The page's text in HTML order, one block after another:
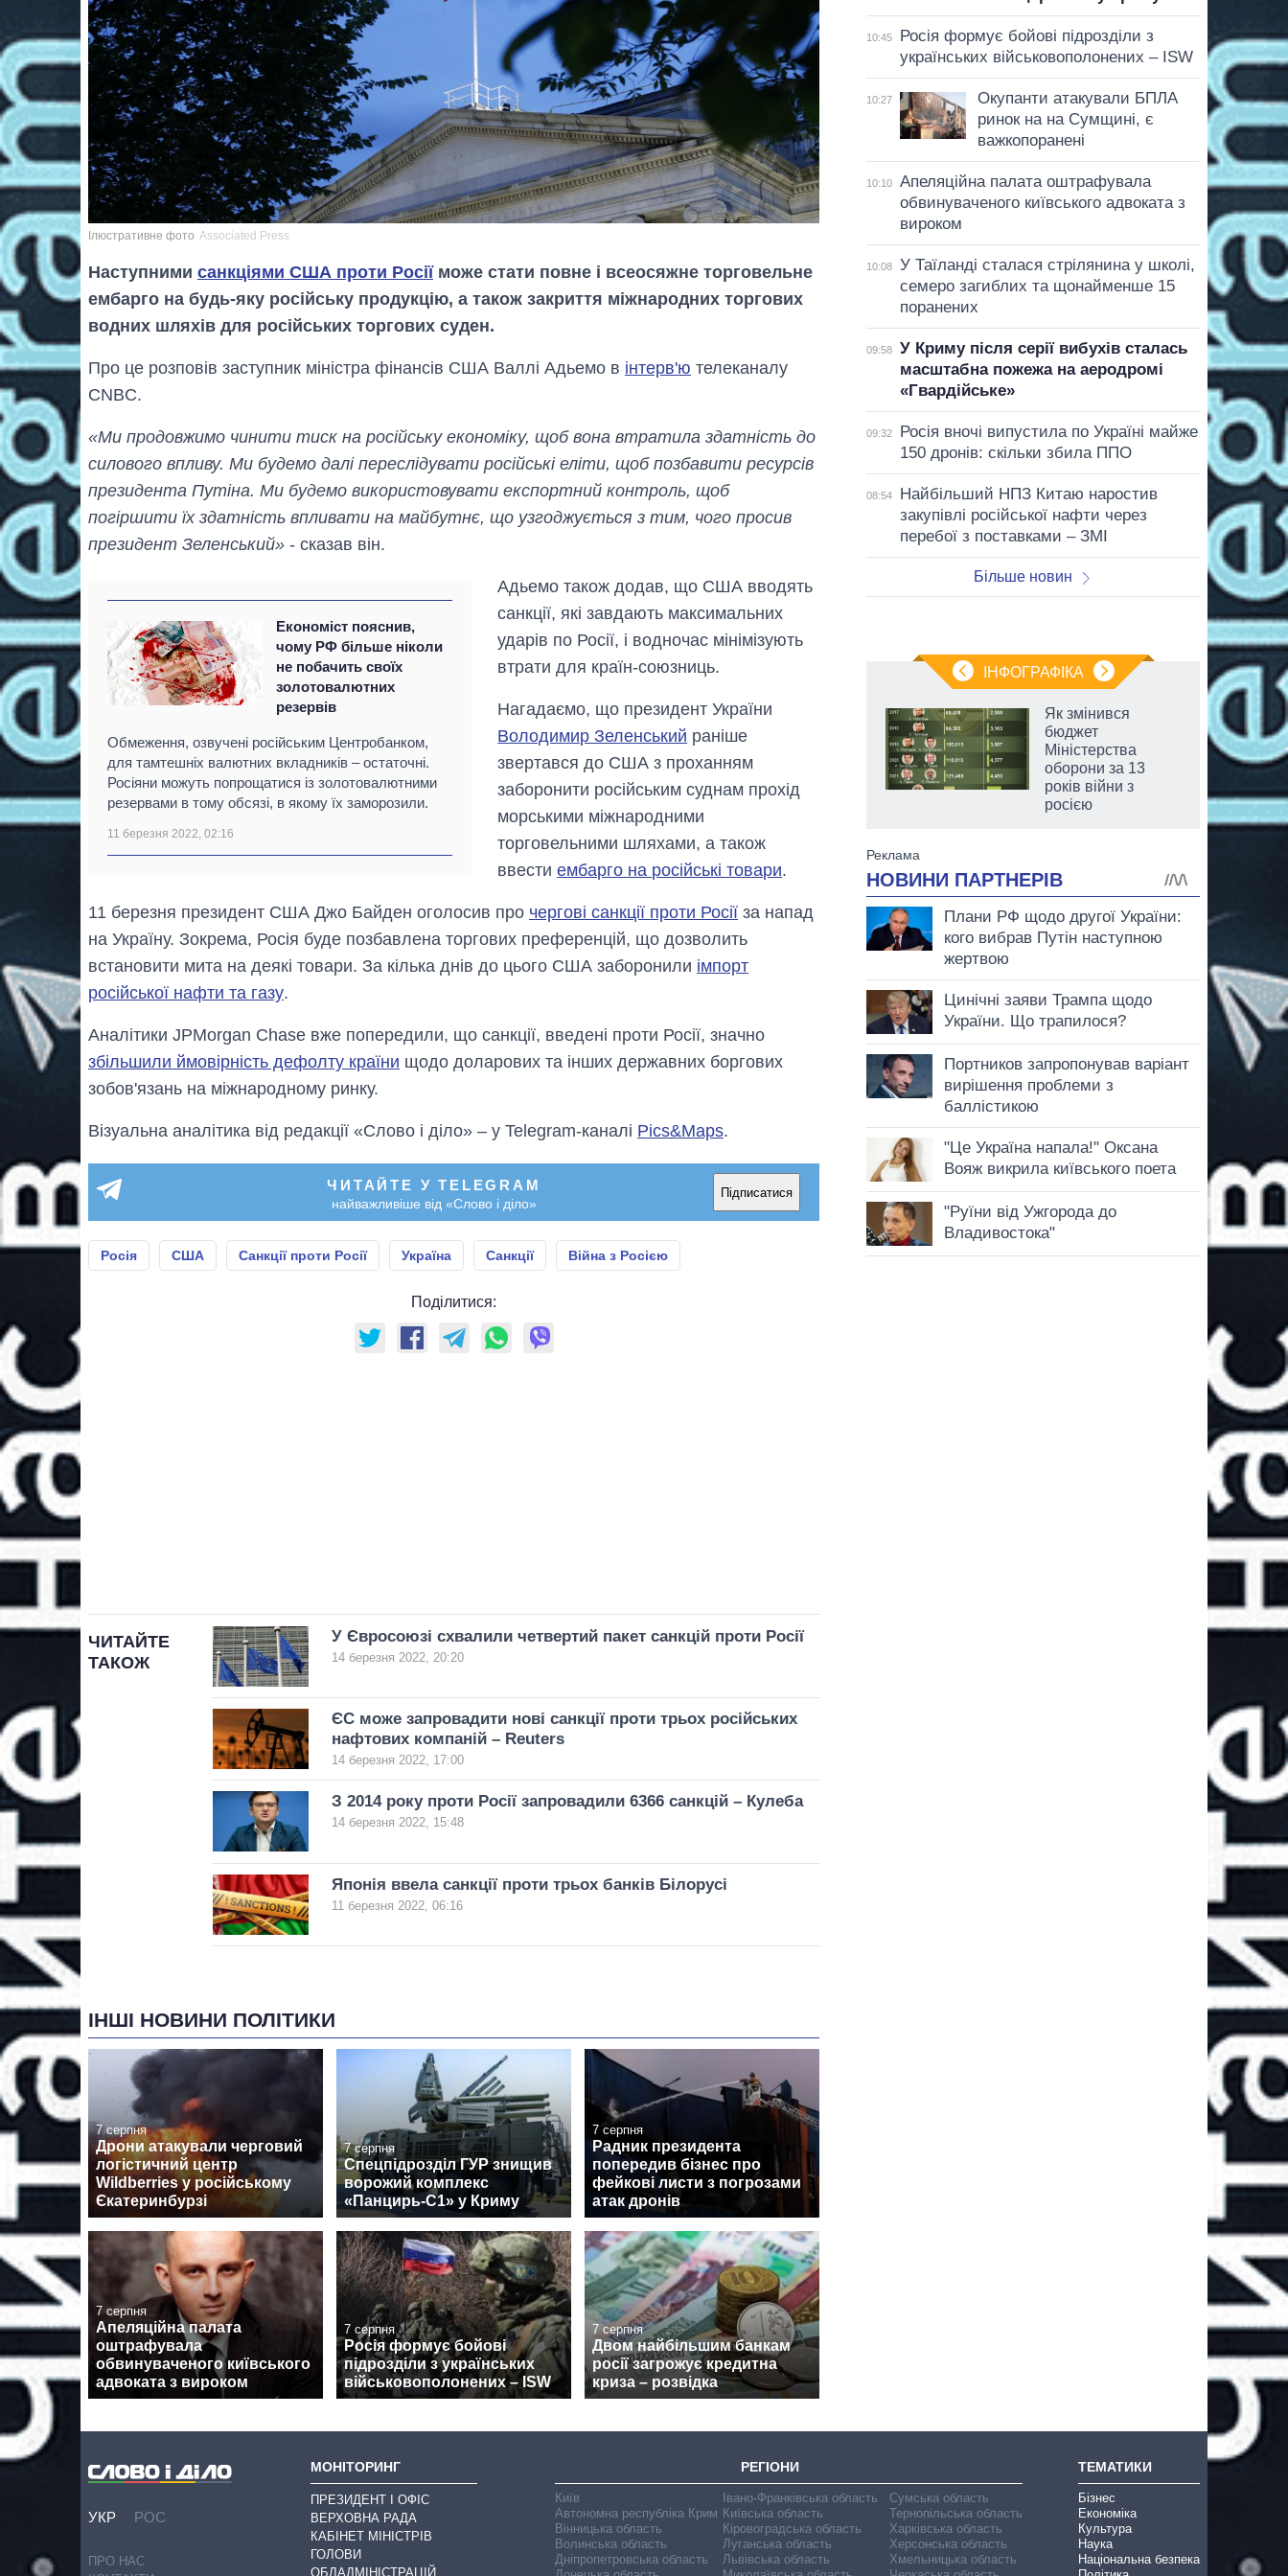
Ілюстративне фото Associated Press
Наступними санкціями США проти Росіїможе стати повне і всеосяжне торговельне
ембарго на будь-яку російську продукцію, а також закриття міжнародних торгових
водних шляхів для російських торгових суден.
Про це розповів заступник міністра фінансів США Валлі Адьемо в інтерв'ю телеканалу
CNBC.
«Ми продовжимо чинити тиск на російську економіку, щоб вона втратила здатність до
силового впливу. Ми будемо далі переслідувати російські еліти, щоб позбавити ресурсів
президента Путіна. Ми будемо використовувати експортний контроль, щоб
погіршити їх здатність впливати на майбутнє, що узгоджується з тим, чого просив
президент Зеленський» - сказав він.
Економіст пояснив,
чому РФ більше ніколи
не побачить своїх
золотовалютних
резервів
Обмеження, озвучені російським Центробанком,
для тамтешніх валютних вкладників – остаточні.
Росіяни можуть попрощатися із золотовалютними
резервами в тому обсязі, в якому їх заморозили.
11 березня 2022, 02:16
Адьемо також додав, що США вводять
санкції, які завдають максимальних
ударів по Росії, і водночас мінімізують
втрати для країн-союзниць.
Нагадаємо, що президент України
Володимир Зеленський раніше
звертався до США з проханням
заборонити російським суднам прохід
морськими міжнародними
торговельними шляхами, а також
ввестиембарго на російські товари.
11 березня президент США Джо Байден оголосив про чергові санкції проти Росії за напад
на Україну. Зокрема, Росія буде позбавлена торгових преференцій, що дозволить
встановити мита на деякі товари. За кілька днів до цього США заборонили імпорт
російської нафти та газу.
Аналітики JPMorgan Chase вже попередили, що санкції, введені проти Росії, значно
збільшили ймовірність дефолту країни щодо доларових та інших державних боргових
зобов'язань на міжнародному ринку.
Візуальна аналітика від редакції «Слово і діло» – у Telegram-каналі Pics&Maps.
ЧИТАЙТЕ У TELEGRAM
найважливіше від «Слово і діло»
Підписатися
Росія США Санкції проти Росії Україна Санкції Війна з Росією
Поділитися:
ЧИТАЙТЕ
ТАКОЖ
У Євросоюзі схвалили четвертий пакет санкцій проти Росії
14 березня 2022, 20:20
ЄС може запровадити нові санкції проти трьох російських
нафтових компаній – Reuters
14 березня 2022, 17:00
З 2014 року проти Росії запровадили 6366 санкцій – Кулеба
14 березня 2022, 15:48
Японія ввела санкції проти трьох банків Білорусі
11 березня 2022, 06:16
ІНШІ НОВИНИ ПОЛІТИКИ
7 серпня
Дрони атакували черговий
логістичний центр
Wildberries у російському
Єкатеринбурзі
7 серпня
Спецпідрозділ ГУР знищив
ворожий комплекс
«Панцирь-С1» у Криму
7 серпня
Радник президента
попередив бізнес про
фейкові листи з погрозами
атак дронів
7 серпня
Апеляційна палата
оштрафувала
обвинуваченого київського
адвоката з вироком
7 серпня
Росія формує бойові
підрозділи з українських
військовополонених – ISW
7 серпня
Двом найбільшим банкам
росії загрожує кредитна
криза – розвідка
10:45
Росія формує бойові підрозділи з
українських військовополонених – ISW
10:27
Окупанти атакували БПЛА
ринок на на Сумщині, є
важкопоранені
10:10
Апеляційна палата оштрафувала
обвинуваченого київського адвоката з
вироком
10:08
У Таїланді сталася стрілянина у школі,
семеро загиблих та щонайменше 15
поранених
09:58
У Криму після серії вибухів сталась
масштабна пожежа на аеродромі
«Гвардійське»
09:32
Росія вночі випустила по Україні майже
150 дронів: скільки збила ППО
08:54
Найбільший НПЗ Китаю наростив
закупівлі російської нафти через
перебої з поставками – ЗМІ
Більше новин
ІНФОГРАФІКА
Скільки картоплі
вирощували в
великої війни
Як змінився
бюджет
Міністерства
оборони за 13
років війни з
росією
УКР РОС
ПРО НАС
МОНІТОРИНГ
ПРЕЗИДЕНТ І ОФІС
ВЕРХОВНА РАДА
КАБІНЕТ МІНІСТРІВ
ГОЛОВИ
ОБЛАДМІНІСТРАЦІЙ
РЕГІОНИ
Київ
Автономна республіка Крим
Вінницька область
Волинська область
Дніпропетровська область
Івано-Франківська область
Київська область
Кіровоградська область
Луганська область
Львівська область
Сумська область
Тернопільська область
Харківська область
Херсонська область
Хмельницька область
ТЕМАТИКИ
Бізнес
Економіка
Культура
Наука
Національна безпека